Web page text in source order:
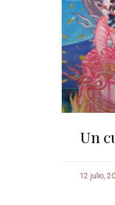
Un
12 julio,